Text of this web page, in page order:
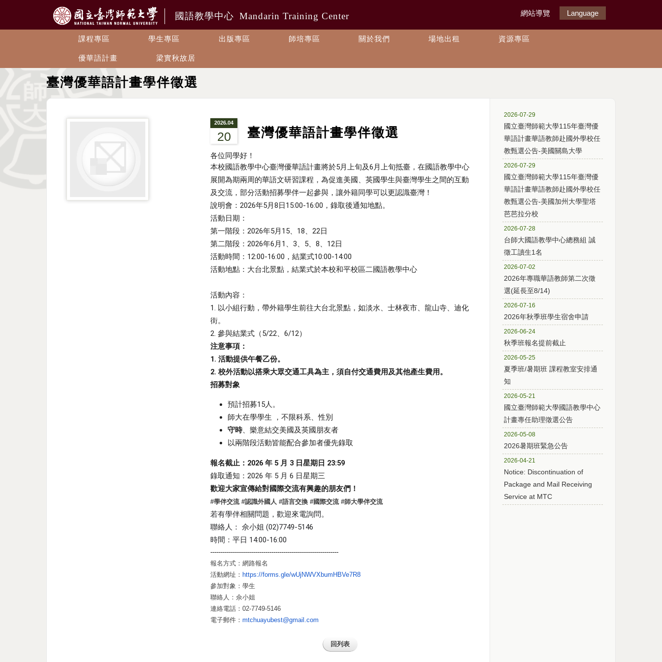
國語教學中心 Mandarin Training Center 網站導覽 Language
課程專區 學生專區 出版專區 師培專區 關於我們 場地出租 資源專區
優華語計畫 梁實秋故居
臺灣優華語計畫學伴徵選
2026.04
20 臺灣優華語計畫學伴徵選
各位同學好！
本校國語教學中心臺灣優華語計畫將於5月上旬及6月上旬抵臺 ，在國語教學中心
展開為期兩周的華語文研習課程，為促進美國、英國學生與臺灣學生之間的互動
及交流，部分活動招募學伴一起參與，讓外籍同學可以更認識臺灣！
說明會：2026年5月8日15:00-16:00，錄取後通知地點。
活動日期：
第一階段：2026年5月15、18、22日
第二階段：2026年6月1、3、5、8、12日
活動時間：12:00-16:00，結業式10:00-14:00
活動地點：大台北景點，結業式於本校和平校區二國語教學中心
活動內容：
1. 以小組行動，帶外籍學生前往大台北景點，如淡水、士林夜市、龍山寺、迪化
街。
2. 參與結業式（5/22、6/12）
注意事項：
1.活動提供午餐乙份。
2.校外活動以搭乘大眾交通工具為主，須自付交通費用及其他產生費用。
招募對象
預計招募15人。
師大在學學生 ，不限科系、性別
守時、樂意結交美國及英國朋友者
以兩階段活動皆能配合參加者優先錄取
報名截止：2026 年 5 月 3 日星期日 23:59
錄取通知：2026 年 5 月 6 日星期三
歡迎大家宣傳給對國際交流有興趣的朋友們！
#學伴交流 #認識外國人 #語言交換 #國際交流 #師大學伴交流
若有學伴相關問題，歡迎來電詢問。
聯絡人： 佘小姐 (02)7749-5146
時間：平日 14:00-16:00
-----------------------------------------------------------------
報名方式：網路報名
活動網址 ： https://forms.gle/wUjNWVXbumHBVe7R8
參加對象 ：學生
聯絡人 ：佘小姐
連絡電話 ：02-7749-5146
電子郵件 ：mtchuayubest@gmail.com
回列表
2026-07-29
國立臺灣師範大學115年臺灣優
華語計畫華語教師赴國外學校任
教甄選公告-美國關島大學
2026-07-29
國立臺灣師範大學115年臺灣優
華語計畫華語教師赴國外學校任
教甄選公告-美國加州大學聖塔
芭芭拉分校
2026-07-28
台師大國語教學中心總務組 誠
徵工讀生1名
2026-07-02
2026年專職華語教師第二次徵
選(延長至8/14)
2026-07-16
2026年秋季班學生宿舍申請
2026-06-24
秋季班報名提前截止
2026-05-25
夏季班/暑期班 課程教室安排通
知
2026-05-21
國立臺灣師範大學國語教學中心
計畫專任助理徵選公告
2026-05-08
2026暑期班緊急公告
2026-04-21
Notice: Discontinuation of
Package and Mail Receiving
Service at MTC